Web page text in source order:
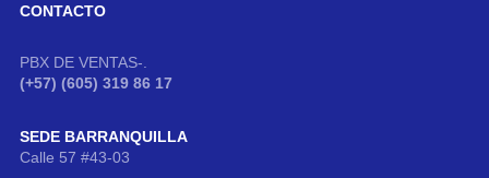
CONTACTO
PBX DE VENTAS-.
(+57) (605) 319 86 17
SEDE BARRANQUILLA
Calle 57 #43-03